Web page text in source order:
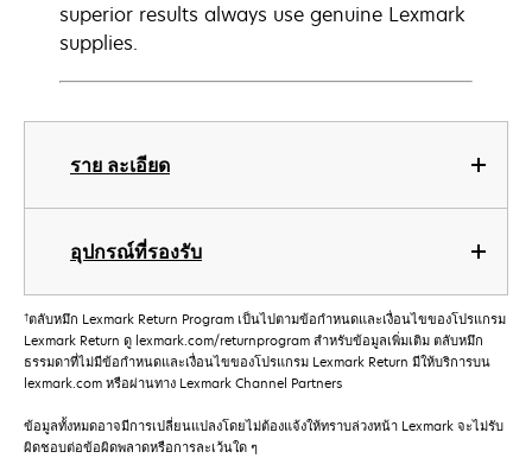
ราย ละเอียด
อุปกรณ์ที่รองรับ
superior results always use genuine Lexmark
supplies.
†ตลับหมึก Lexmark Return Program เป็นไปตามข้อกําหนดและเงื่อนไขของโปรแกรม
Lexmark Return ดู lexmark.com/returnprogram สําหรับข้อมูลเพิ่มเติม ตลับหมึก
ธรรมดาที่ไม่มีข้อกําหนดและเงื่อนไขของโปรแกรม Lexmark Return มีให้บริการบน
lexmark.com หรือผ่านทาง Lexmark Channel Partners
ข้อมูลทั้งหมดอาจมีการเปลี่ยนแปลงโดยไม่ต้องแจ้งให้ทราบล่วงหน้า Lexmark จะไม่รับ
ผิดชอบต่อข้อผิดพลาดหรือการละเว้นใด ๆ